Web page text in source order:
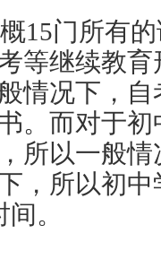
15门所有
等继续教
情况下，
。而对于
所以一般
，所以初
。